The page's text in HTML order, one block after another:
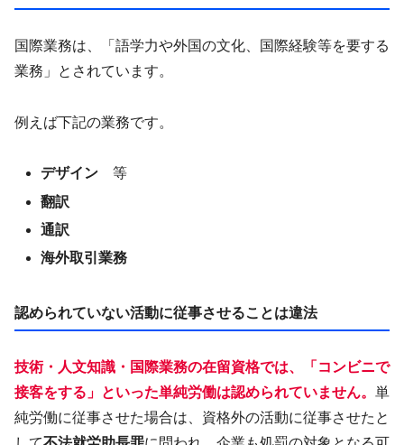
国際業務は、「語学力や外国の文化、国際経験等を要する
業務」とされています。
例えば下記の業務です。
デザイン等
翻訳
通訳
海外取引業務
認められていない活動に従事させることは違法
技術・人文知識・国際業務の在留資格では、「コンビニで
接客をする」といった単純労働は認められていません。 単
純労働に従事させた場合は、資格外の活動に従事させたと